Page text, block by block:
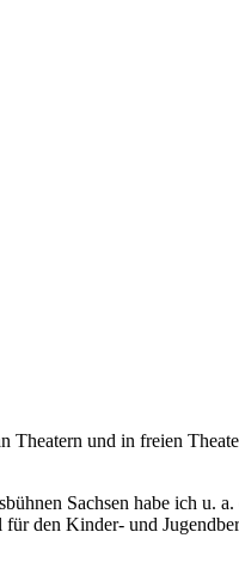
und in freien
Sachsen habe ich u.
den Kinder- und